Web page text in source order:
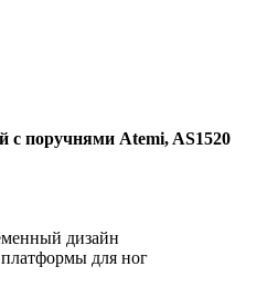
с поручнями Atemi, AS1520
дизайн
для ног